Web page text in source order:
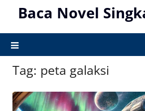
contentBaca Novel
Tag: peta galaksi